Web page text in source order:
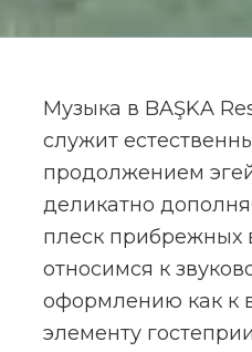
Музыка в BAŞKA
служит
продолжением
деликатно
плеск прибрежных
относимся к
оформлению как к
элементу